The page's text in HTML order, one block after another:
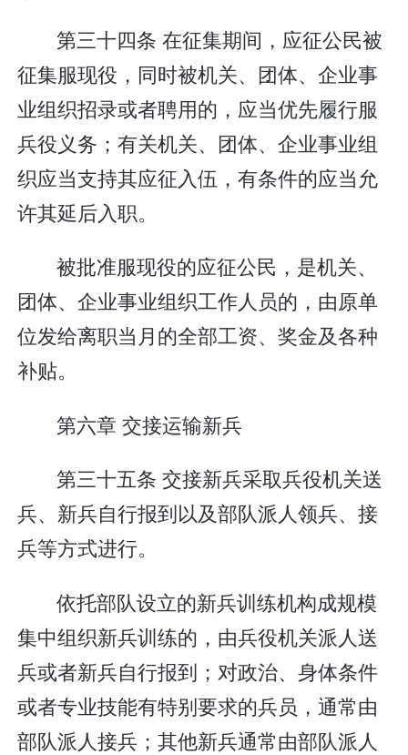
第三十四条 在征集期间，应征公民被
征集服现役，同时被机关、团体、企业事
业组织招录或者聘用的，应当优先履行服
兵役义务；有关机关、团体、企业事业组
织应当支持其应征入伍，有条件的应当允
许其延后入职。
被批准服现役的应征公民，是机关、
团体、企业事业组织工作人员的，由原单
位发给离职当月的全部工资、奖金及各种
补贴。
第六章 交接运输新兵
第三十五条 交接新兵采取兵役机关送
兵、新兵自行报到以及部队派人领兵、接
兵等方式进行。
依托部队设立的新兵训练机构成规模
集中组织新兵训练的，由兵役机关派人送
兵或者新兵自行报到；对政治、身体条件
或者专业技能有特别要求的兵员，通常由
部队派人接兵；其他新兵通常由部队派人